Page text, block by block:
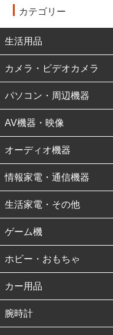
カテゴリー
生活用品
カメラ・ビデオカメラ
パソコン・周辺機器
AV機器・映像
オーディオ機器
情報家電・通信機器
生活家電・その他
ゲーム機
ホビー・おもちゃ
カー用品
腕時計